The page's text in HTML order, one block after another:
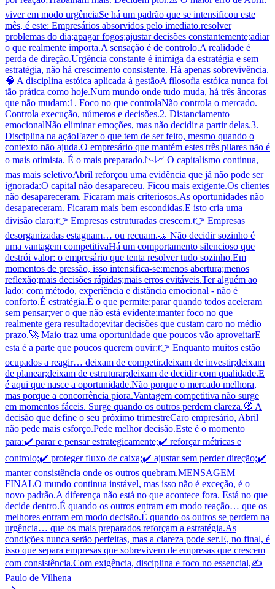
viver em modo urgênciaSe há um padrão que se intensificou este
mês, é este: Empresários absorvidos pelo imediato.resolver
problemas do dia;apagar fogos;ajustar decisões constantemente;adiar
o que realmente importa.A sensação é de controlo.A realidade é
perda de direção.Urgência constante é inimiga da estratégia e sem
estratégia, não há crescimento consistente. Há apenas sobrevivência.
🧠 A disciplina estóica aplicada à gestãoA filosofia estóica nunca foi
tão prática como hoje.Num mundo onde tudo muda, há três âncoras
que não mudam:1. Foco no que controlaNão controla o mercado.
Controla execução, números e decisões.2. Distanciamento
emocionalNão eliminar emoções, mas não decidir a partir delas.3.
Disciplina na açãoFazer o que tem de ser feito, mesmo quando o
contexto não ajuda.O empresário que mantém estes três pilares não é
o mais otimista. É o mais preparado.📉📈 O capitalismo continua,
mas mais seletivoAbril reforçou uma evidência que já não pode ser
ignorada:O capital não desapareceu. Ficou mais exigente.Os clientes
não desapareceram. Ficaram mais criteriosos.As oportunidades não
desapareceram. Ficaram mais bem escondidas.E isto cria uma
divisão clara:👉 Empresas estruturadas crescem.👉 Empresas
desorganizadas estagnam… ou recuam.🤝 Não decidir sozinho é
uma vantagem competitivaHá um comportamento silencioso que
destrói valor: o empresário que tenta resolver tudo sozinho.Em
momentos de pressão, isso intensifica-se:menos abertura;menos
reflexão;mais decisões rápidas;mais erros evitáveis.Ter alguém ao
lado: com método, experiência e distância emocional - não é
conforto.É estratégia.É o que permite:parar quando todos aceleram
sem pensar;ver o que não está evidente;manter foco no que
realmente gera resultado;evitar decisões que custam caro no médio
prazo.🚀 Maio traz uma oportunidade que poucos vão aproveitarE
esta é a parte que poucos querem ouvir:👉 Enquanto muitos estão
ocupados a reagir… deixam de competir.deixam de investir;deixam
de planear;deixam de estruturar;deixam de decidir com qualidade.E
é aqui que nasce a oportunidade.Não porque o mercado melhora,
mas porque a concorrência piora.Vantagem competitiva não surge
em momentos fáceis. Surge quando os outros perdem clareza.🧭 A
decisão que define o seu próximo trimestreCaro empresário, Abril
não pede mais esforço.Pede melhor decisão.Este é o momento
para:✔️ parar e pensar estrategicamente;✔️ reforçar métricas e
controlo;✔️ proteger fluxo de caixa;✔️ ajustar sem perder direção;✔️
manter consistência onde os outros quebram.MENSAGEM
FINALO mundo continua instável, mas isso não é exceção, é o
novo padrão.A diferença não está no que acontece fora. Está no que
decide dentro.É quando os outros entram em modo reação… que os
melhores entram em modo decisão.É quando os outros se perdem na
urgência… que os mais preparados reforçam a estratégia.As
condições nunca serão perfeitas, mas a clareza pode ser.E, no final, é
isso que separa empresas que sobrevivem de empresas que crescem
com consistência.Com exigência, disciplina e foco no essencial,✍️
Paulo de Vilhena